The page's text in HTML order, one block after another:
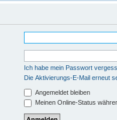
Ich habe mein Passwort
Die Aktivierungs-E-Mail erneut
Angemeldet bleiben
Meinen Online-Status